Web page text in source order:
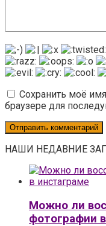
Сохранить моё
браузере для
НАШИ НЕДАВНИЕ
Можно ли
фотографии